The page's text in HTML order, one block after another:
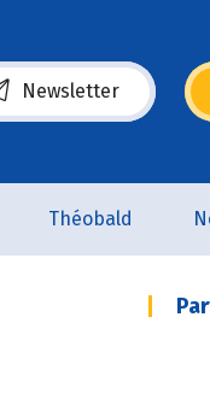
Newsletter
dans une nouvelle
Théobald